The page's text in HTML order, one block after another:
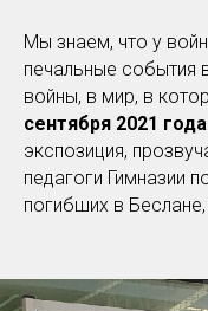
Мы знаем, что у
печальные события
войны, в мир, в
сентября 2021 года
экспозиция,
педагоги Гимназии
погибших в Беслане,